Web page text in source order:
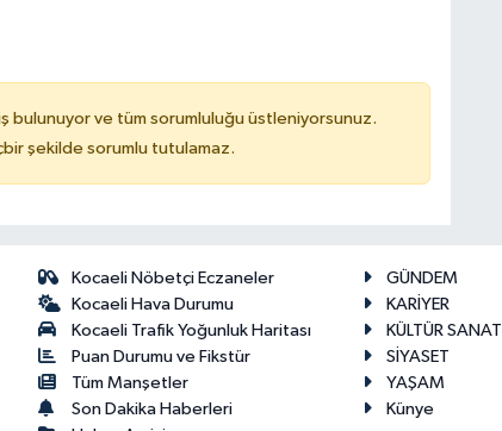
bulunuyor ve tüm sorumluluğu üstleniyorsunuz.
şekilde sorumlu tutulamaz.
Kocaeli Nöbetçi Eczaneler
Kocaeli Hava Durumu
Kocaeli Trafik Yoğunluk Haritası
Puan Durumu ve Fikstür
Tüm Manşetler
Son Dakika Haberleri
GÜNDEM
KARİYER
KÜLTÜR SANAT
SİYASET
YAŞAM
Künye